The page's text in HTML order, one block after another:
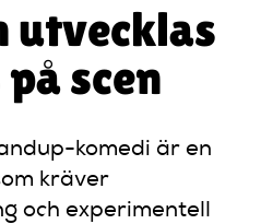
utvecklas
scen
komedi är en
kräver
och experimentell